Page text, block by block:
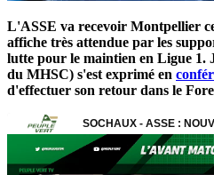
L'ASSE va recevoir Montpellier
affiche très attendue par les
lutte pour le maintien en Ligue 1.
du MHSC) s'est exprimé en
d'effectuer son retour dans le